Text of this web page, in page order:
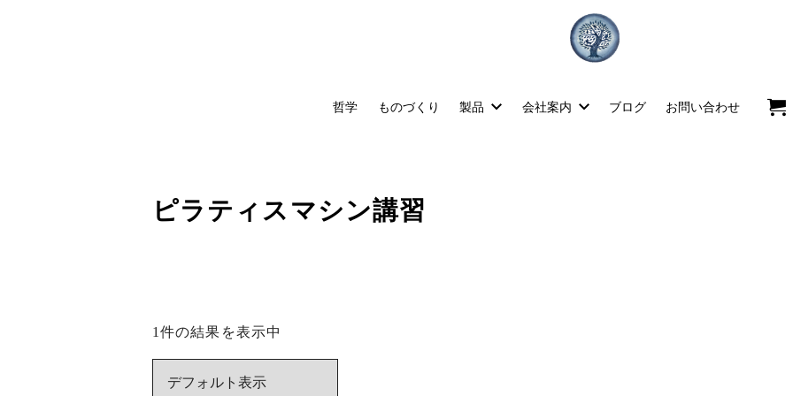
哲学 ものづくり 製品 会社案内 ブログ お問い合わせ
ピラティスマシン講習
1件の結果を表示中